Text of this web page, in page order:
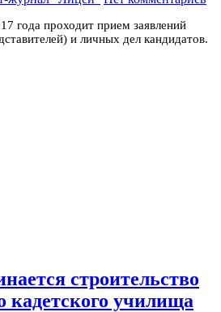
года проходит прием заявлений
и личных дел кандидатов.
строительство
кадетского училища